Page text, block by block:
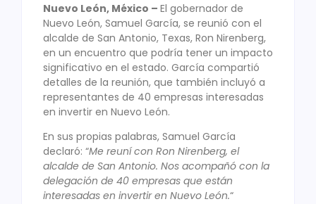
Nuevo León, México – El gobernador de
Nuevo León, Samuel García, se reunió con el
alcalde de San Antonio, Texas, Ron Nirenberg,
en un encuentro que podría tener un impacto
significativo en el estado. García compartió
detalles de la reunión, que también incluyó a
representantes de 40 empresas interesadas
en invertir en Nuevo León.
En sus propias palabras, Samuel García
declaró: “Me reuní con Ron Nirenberg, el
alcalde de San Antonio. Nos acompañó con la
delegación de 40 empresas que están
interesadas en invertir en Nuevo León.“